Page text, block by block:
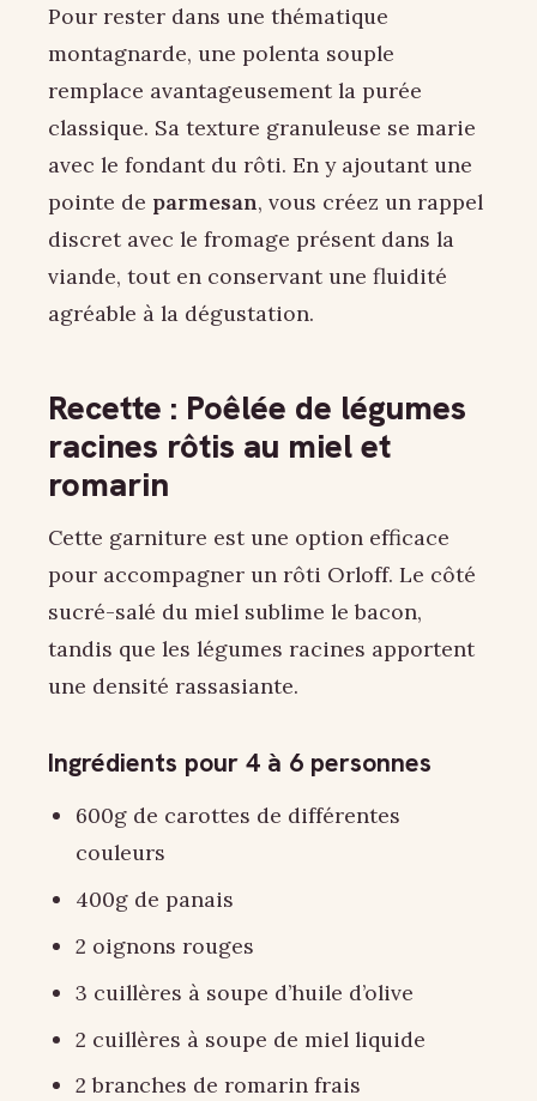
Pour rester dans une thématique
montagnarde, une polenta souple
remplace avantageusement la purée
classique. Sa texture granuleuse se marie
avec le fondant du rôti. En y ajoutant une
pointe de parmesan, vous créez un rappel
discret avec le fromage présent dans la
viande, tout en conservant une fluidité
agréable à la dégustation.
Recette : Poêlée de légumes
racines rôtis au miel et
romarin
Cette garniture est une option efficace
pour accompagner un rôti Orloff. Le côté
sucré-salé du miel sublime le bacon,
tandis que les légumes racines apportent
une densité rassasiante.
Ingrédients pour 4 à 6 personnes
600g de carottes de différentes
couleurs
400g de panais
2 oignons rouges
3 cuillères à soupe d’huile d’olive
2 cuillères à soupe de miel liquide
2 branches de romarin frais